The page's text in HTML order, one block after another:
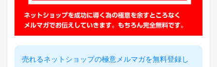
売れるネットショップの極意メルマガを無料登録し